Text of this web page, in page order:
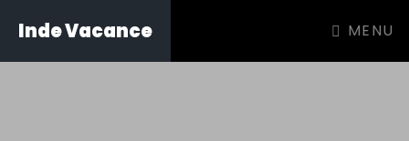
Inde Vacance MENU